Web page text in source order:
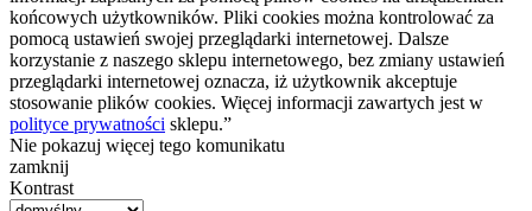
końcowych użytkowników. Pliki cookies można kontrolować za
pomocą ustawień swojej przeglądarki internetowej. Dalsze
korzystanie z naszego sklepu internetowego, bez zmiany ustawień
przeglądarki internetowej oznacza, iż użytkownik akceptuje
stosowanie plików cookies. Więcej informacji zawartych jest w
polityce prywatności sklepu.”
Nie pokazuj więcej tego komunikatu
zamknij
Kontrast